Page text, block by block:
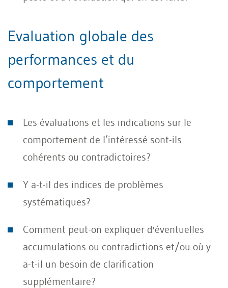
Evaluation globale des
performances et du
comportement
Les évaluations et les indications sur le
comportement de l’intéressé sont-ils
cohérents ou contradictoires?
Y a-t-il des indices de problèmes
systématiques?
Comment peut-on expliquer d'éventuelles
accumulations ou contradictions et/ou où y
a-t-il un besoin de clarification
supplémentaire?